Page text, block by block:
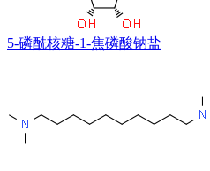
5-磷酰核糖-1-焦磷酸钠盐